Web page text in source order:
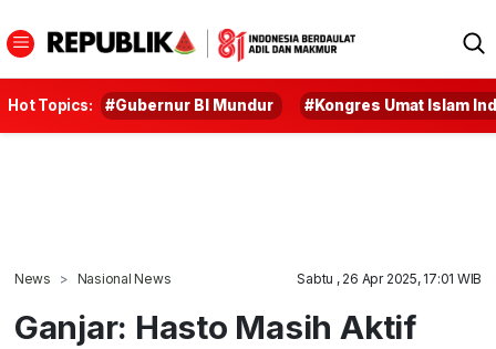
Hot Topics: #Gubernur BI Mundur #Kongres Umat Islam
News Nasional News Sabtu , 26 Apr 2025, 17:01 WIB
Ganjar: Hasto Masih Aktif